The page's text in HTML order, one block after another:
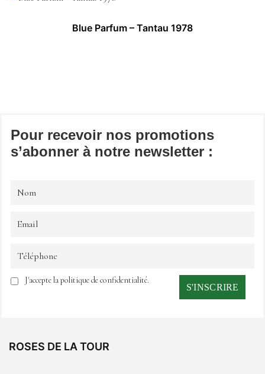
Blue Parfum – Tantau 1978
Pour recevoir nos promotions
s’abonner à notre newsletter :
J'accepte la politique de confidentialité.
ROSES DE LA TOUR